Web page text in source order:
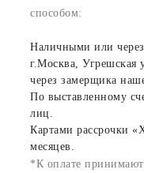
способом:
Наличными или
г.Москва, Угрешская
через замерщика
По выставленному
лиц.
Картами рассрочки
месяцев.
*К оплате